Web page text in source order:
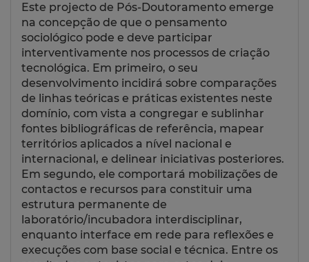
Este projecto de Pós-Doutoramento emerge
na concepção de que o pensamento
sociológico pode e deve participar
interventivamente nos processos de criação
tecnológica. Em primeiro, o seu
desenvolvimento incidirá sobre comparações
de linhas teóricas e práticas existentes neste
domínio, com vista a congregar e sublinhar
fontes bibliográficas de referência, mapear
territórios aplicados a nível nacional e
internacional, e delinear iniciativas posteriores.
Em segundo, ele comportará mobilizações de
contactos e recursos para constituir uma
estrutura permanente de
laboratório/incubadora interdisciplinar,
enquanto interface em rede para reflexões e
execuções com base social e técnica. Entre os